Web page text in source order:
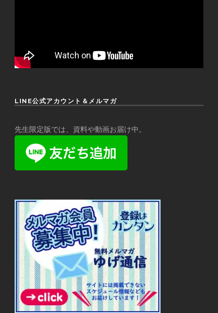
LINE公式アカウント＆メルマガ
先生限定版では、資料や動画お届け中。